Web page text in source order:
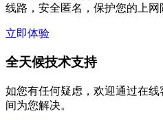
线路，安全匿名，保护您的上网
立即体验
全天候技术支持
如您有任何疑虑，欢迎通过在
间为您解决。